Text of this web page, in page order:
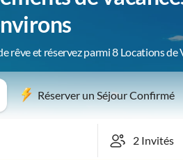
rêve et réservez parmi 8 Locations de
Réserver un Séjour Confirmé